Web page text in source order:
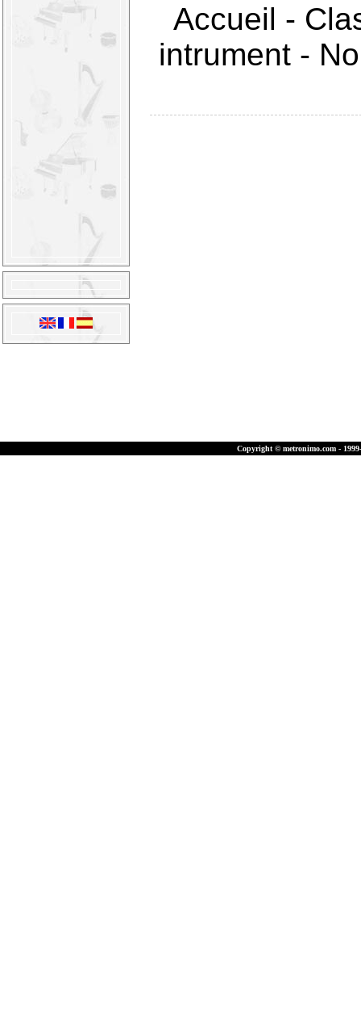
Accueil -
intrument -
Copyright © metronimo.com -